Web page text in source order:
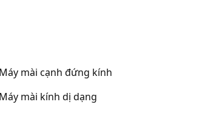
Máy mài cạnh đứng kính
Máy mài kính dị dạng